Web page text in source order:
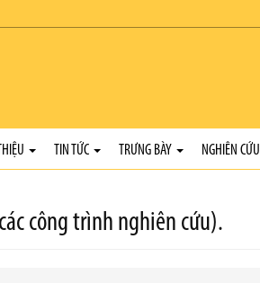
TIN TỨC TRƯNG BÀY NGHIÊN CỨU
công trình nghiên cứu).